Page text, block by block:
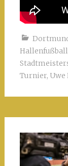
Hallenfußball
Turnier, Uwe